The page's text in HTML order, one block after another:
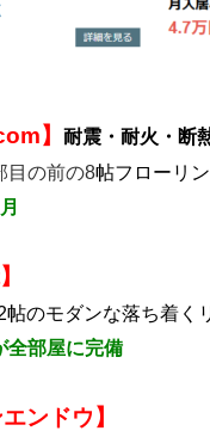
】耐震・耐火・断
目の前の8帖フローリ
帖のモダンな落ち着く
全部屋に完備
ンドウ】